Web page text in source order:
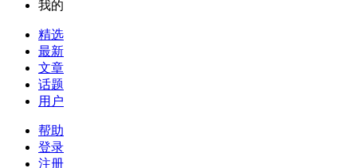
我的
精选
最新
文章
话题
用户
帮助
登录
注册